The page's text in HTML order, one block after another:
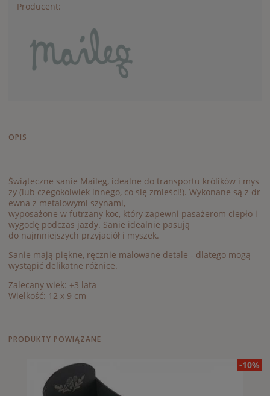
Producent:
OPIS
Świąteczne sanie Maileg, idealne do transportu królików i mys
zy (lub czegokolwiek innego, co się zmieści!). Wykonane są z dr
ewna z metalowymi szynami,
wyposażone w futrzany koc, który zapewni pasażerom ciepło i
wygodę podczas jazdy. Sanie idealnie pasują
do najmniejszych przyjaciół i myszek.
Sanie mają piękne, ręcznie malowane detale - dlatego mogą
wystąpić delikatne różnice.
Zalecany wiek: +3 lata
Wielkość: 12 x 9 cm
PRODUKTY POWIĄZANE
-10%